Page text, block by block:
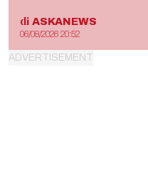
di ASKANEWS
06/08/2026 20:52